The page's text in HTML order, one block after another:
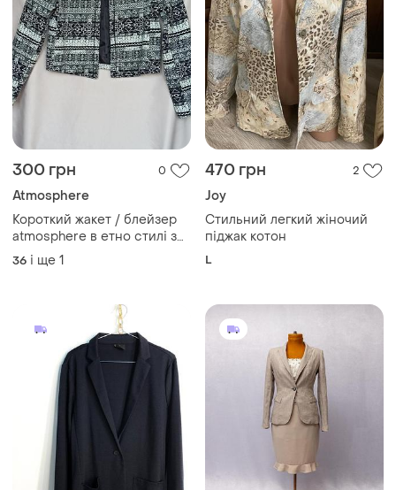
300 грн 0
Atmosphere
Короткий жакет / блейзер
atmosphere в етно стилі з
геометрічним принтом,
розмір 36-38
36 і ще 1
470 грн 2
Joy
Стильний легкий жіночий
піджак котон
L